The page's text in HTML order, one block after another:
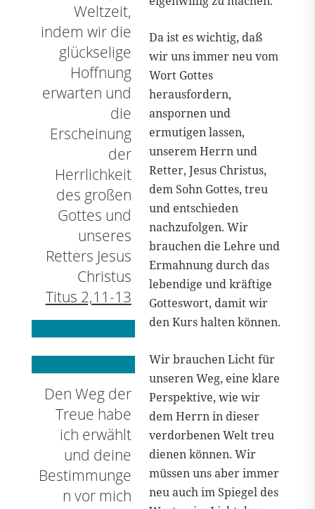
Weltzeit,
indem wir die
glückselige
Hoffnung
erwarten und
die
Erscheinung
der
Herrlichkeit
des großen
Gottes und
unseres
Retters Jesus
Christus
Titus 2,11-13
Da ist es wichtig, daß
wir uns immer neu vom
Wort Gottes
herausfordern,
anspornen und
ermutigen lassen,
unserem Herrn und
Retter, Jesus Christus,
dem Sohn Gottes, treu
und entschieden
nachzufolgen. Wir
brauchen die Lehre und
Ermahnung durch das
lebendige und kräftige
Gotteswort, damit wir
den Kurs halten können.
Den Weg der
Treue habe
ich erwählt
und deine
Bestimmunge
n vor mich
Wir brauchen Licht für
unseren Weg, eine klare
Perspektive, wie wir
dem Herrn in dieser
verdorbenen Welt treu
dienen können. Wir
müssen uns aber immer
neu auch im Spiegel des